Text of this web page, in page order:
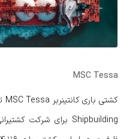
MSC Tessa